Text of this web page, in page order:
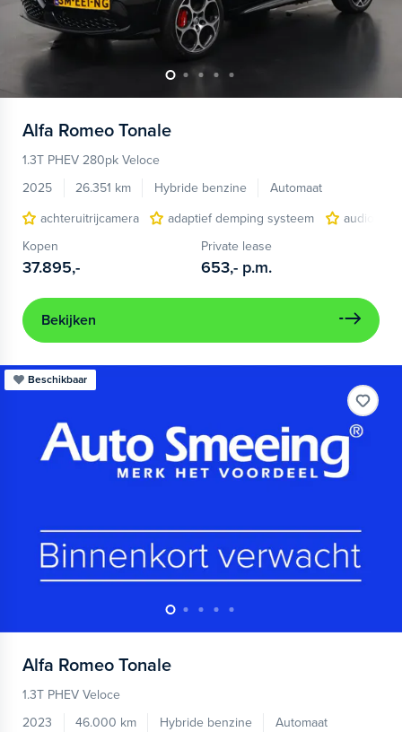
Alfa Romeo Tonale
1.3T PHEV 280pk Veloce
2025
26.351 km Hybride benzine
Automaat
achteruitrijcamera
adaptief demping systeem
audio
Kopen
37.895,-
Private lease
653,- p.m.
Bekijken
Beschikbaar
Alfa Romeo Tonale
1.3T PHEV Veloce
2023
46.000 km Hybride benzine
Automaat